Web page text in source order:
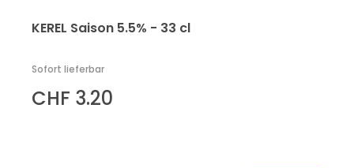
KEREL Saison 5.5% - 33 cl
Sofort lieferbar
CHF 3.20